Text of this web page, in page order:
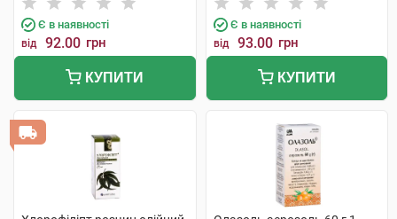
Є в наявності
від 92.00 грн
КУПИТИ
Є в наявності
від 93.00 грн
КУПИТИ